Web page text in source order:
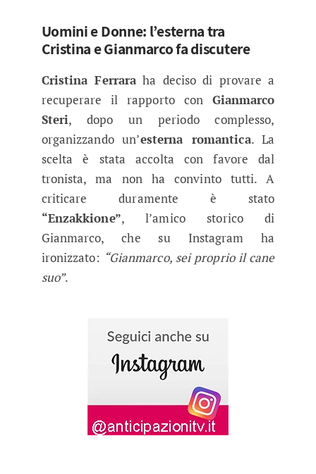
Uomini e Donne: l’esterna tra
Cristina e Gianmarco fa discutere
Cristina Ferraraha deciso di provare a
recuperare il rapporto con Gianmarco
Steri, dopo un periodo complesso,
organizzando un’esterna romantica. La
scelta è stata accolta con favore dal
tronista, ma non ha convinto tutti. A
criticare duramente è stato
“Enzakkione”, l’amico storico di
Gianmarco, che su Instagram ha
ironizzato: “Gianmarco, sei proprio il cane
suo”.